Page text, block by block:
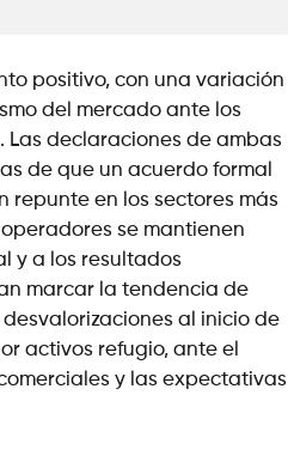
positivo, con una variación
del mercado ante los
Las declaraciones de ambas
de que un acuerdo formal
repunte en los sectores más
se mantienen
y a los resultados
marcar la tendencia de
al inicio de
activos refugio, ante el
y las expectativas